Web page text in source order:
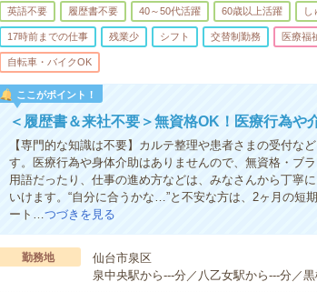
英語不要 履歴書不要 40～50代活躍 60歳以上活躍 し
17時前までの仕事 残業少 シフト 交替制勤務 医療福
自転車・バイクOK
ここがポイント！
＜履歴書＆来社不要＞無資格OK！医療行為や
【専門的な知識は不要】カルテ整理や患者さまの受付な
す。医療行為や身体介助はありませんので、無資格・ブ
用語だったり、仕事の進め方などは、みなさんから丁寧
いけます。“自分に合うかな…”と不安な方は、2ヶ月の短
ート…つづきを見る
勤務地
仙台市泉区
泉中央駅から---分／八乙女駅から---分／